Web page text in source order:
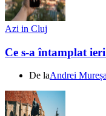
Azi in Cluj
Ce s-a întamplat
De laAndrei